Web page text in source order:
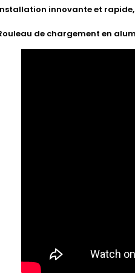
innovante et rapide,
de chargement en